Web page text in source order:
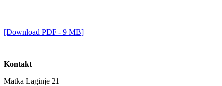
[Download PDF - 9 MB]
Kontakt
Matka Laginje 21